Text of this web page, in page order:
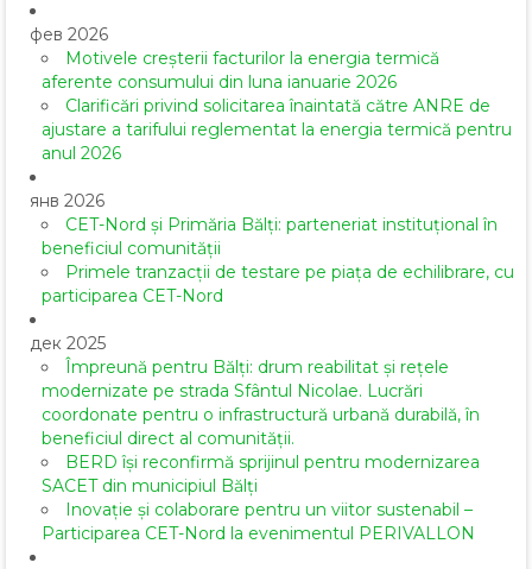
фев 2026
Motivele creșterii facturilor la energia termică
aferente consumului din luna ianuarie 2026
Clarificări privind solicitarea înaintată către ANRE de
ajustare a tarifului reglementat la energia termică pentru
anul 2026
янв 2026
CET-Nord și Primăria Bălți: parteneriat instituțional în
beneficiul comunității
Primele tranzacții de testare pe piața de echilibrare, cu
participarea CET-Nord
дек 2025
Împreună pentru Bălți: drum reabilitat și rețele
modernizate pe strada Sfântul Nicolae. Lucrări
coordonate pentru o infrastructură urbană durabilă, în
beneficiul direct al comunității.
BERD își reconfirmă sprijinul pentru modernizarea
SACET din municipiul Bălți
Inovație și colaborare pentru un viitor sustenabil –
Participarea CET-Nord la evenimentul PERIVALLON